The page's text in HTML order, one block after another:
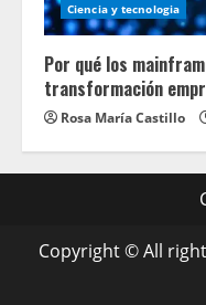
Ciencia y tecnologia
Por qué los
transformación
Rosa María Castillo
Copyright © All